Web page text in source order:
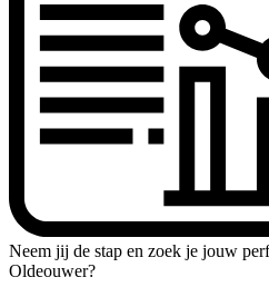
Neem jij de stap en zoek je jouw
Oldeouwer?